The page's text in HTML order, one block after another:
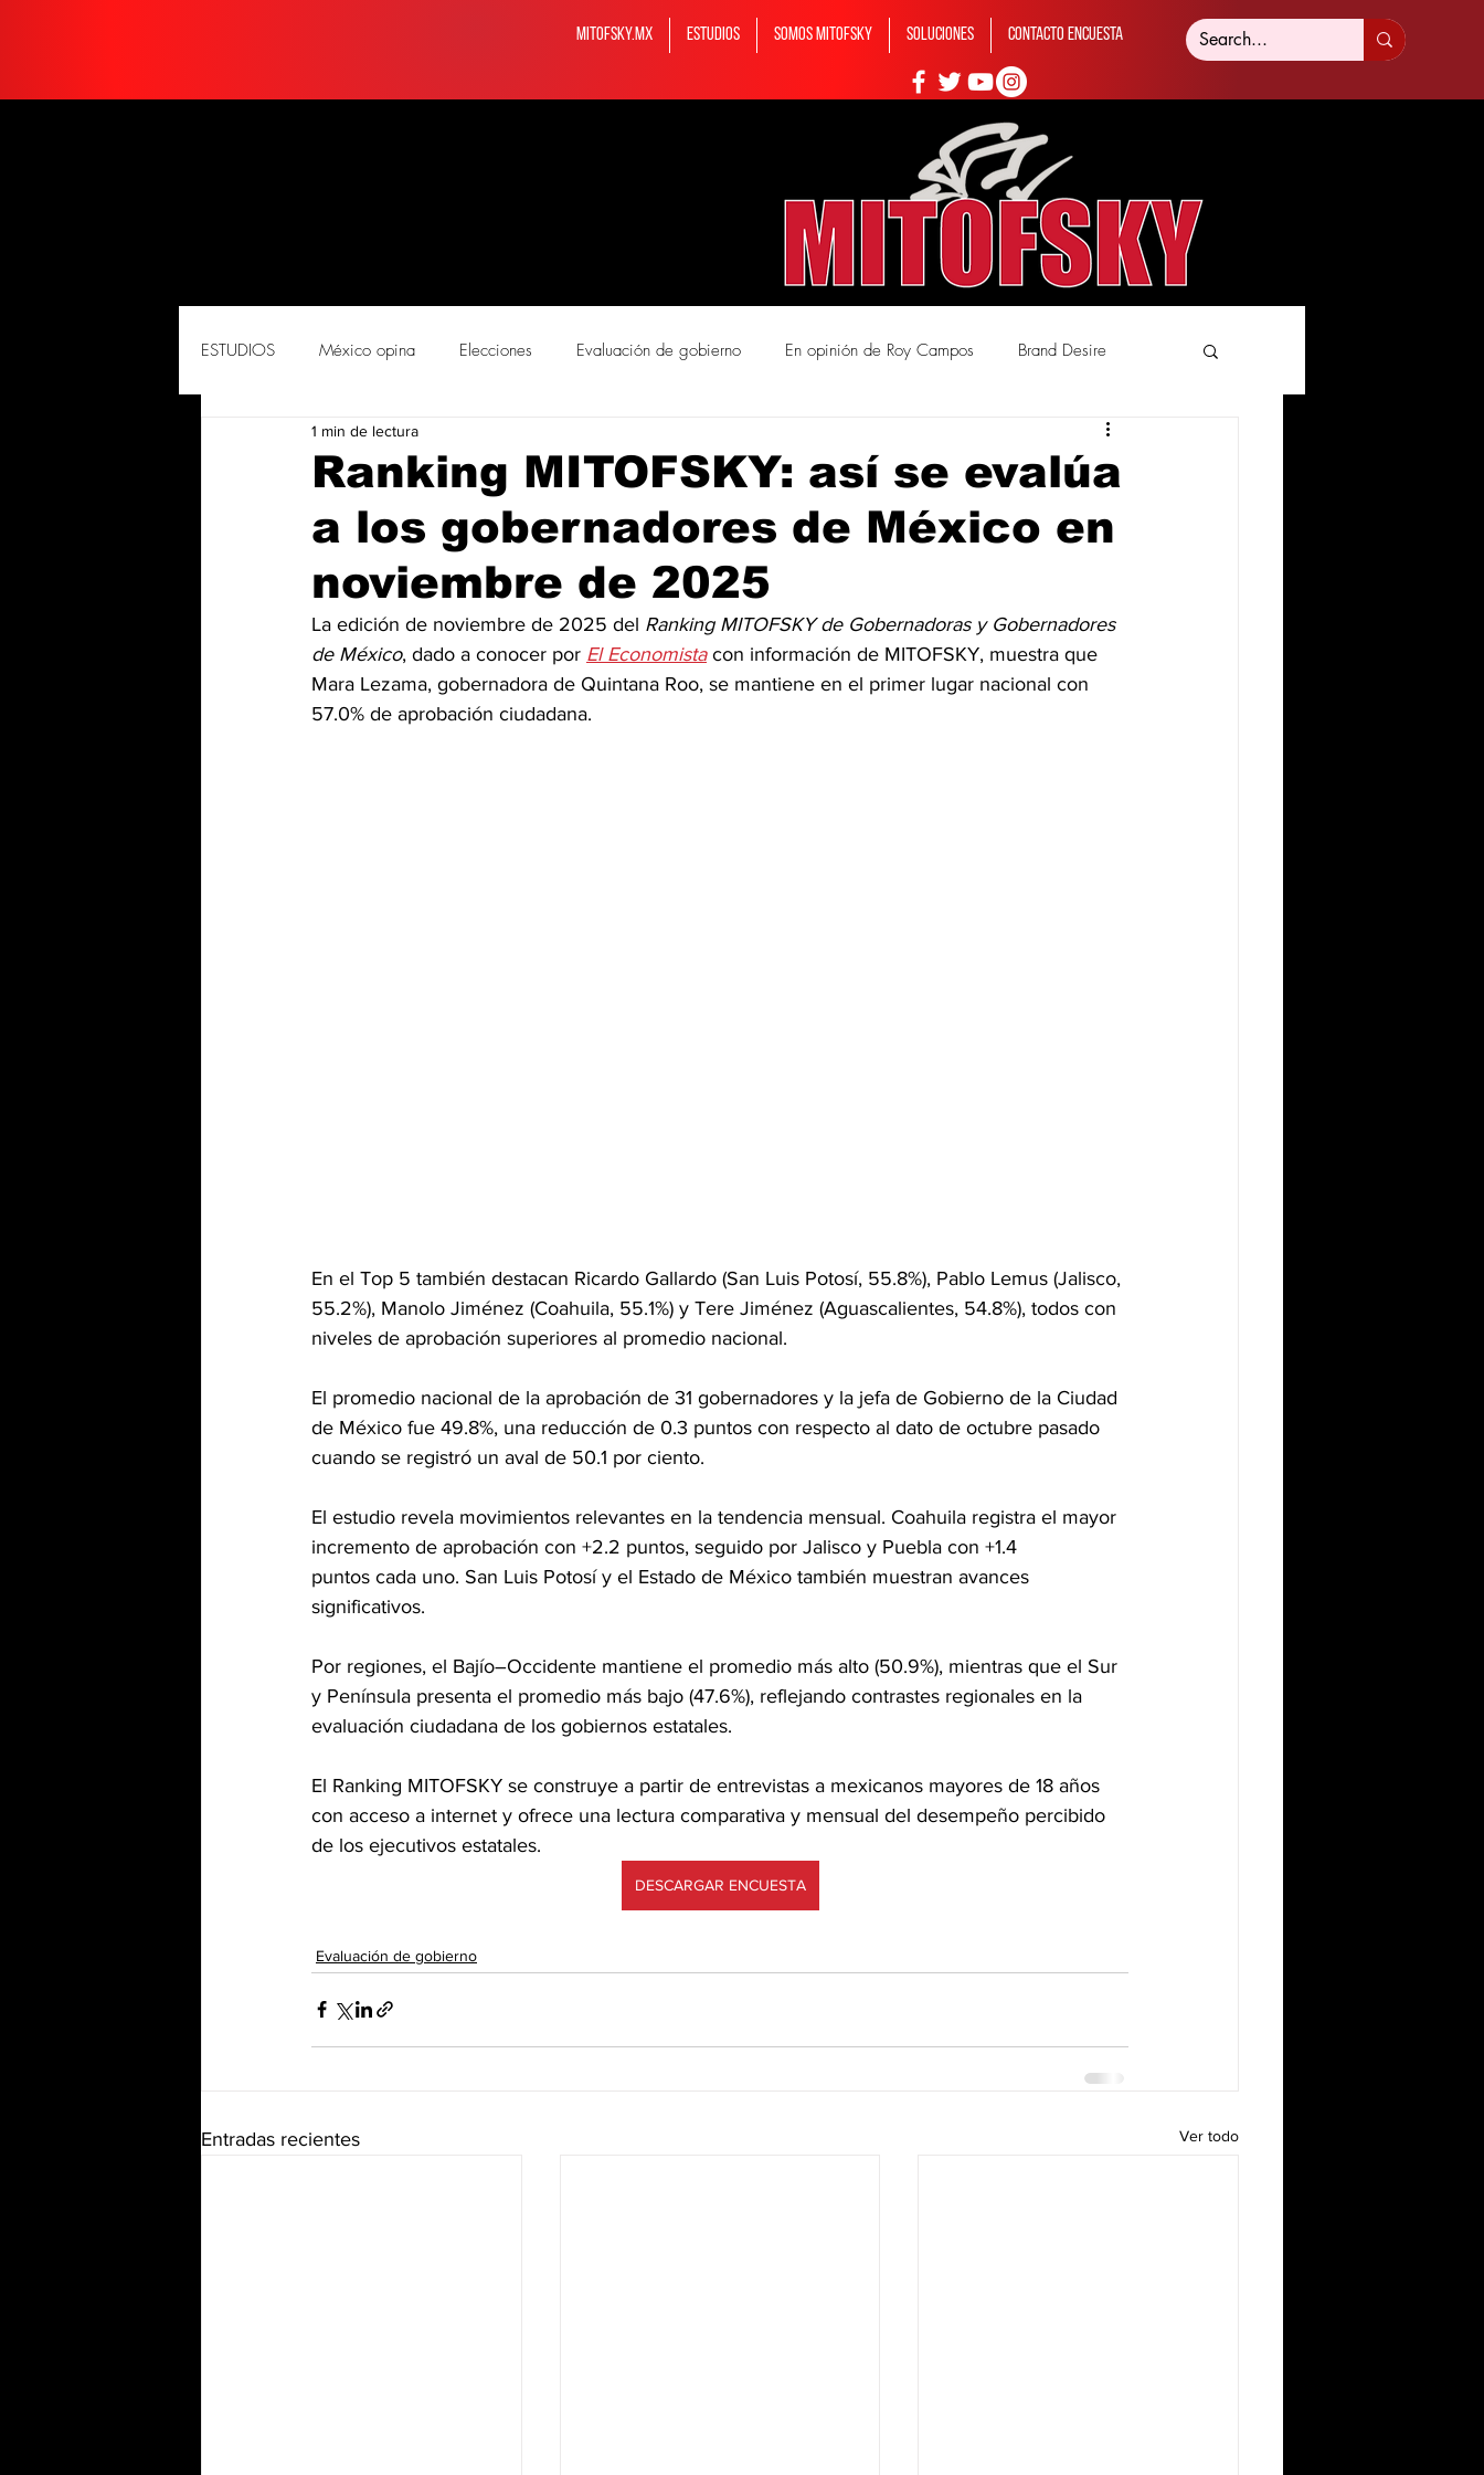
MITOFSKY.MX ESTUDIOS Somos MITOFSKY Soluciones Contacto Encuesta
ESTUDIOS México opina Elecciones Evaluación de gobierno En opinión de Roy Campos Brand Desire
PORTADA Soluciones
Ranking MITOFSKY: así se evalúa
a los gobernadores de México en
noviembre de 2025
1 min de lectura
La edición de noviembre de 2025 del Ranking MITOFSKY de Gobernadoras y Gobernadores
de México, dado a conocer por El Economista con información de MITOFSKY, muestra que
Mara Lezama, gobernadora de Quintana Roo, se mantiene en el primer lugar nacional con
57.0% de aprobación ciudadana.
En el Top 5 también destacan Ricardo Gallardo (San Luis Potosí, 55.8%), Pablo Lemus (Jalisco,
55.2%), Manolo Jiménez (Coahuila, 55.1%) y Tere Jiménez (Aguascalientes, 54.8%), todos con
niveles de aprobación superiores al promedio nacional.
El promedio nacional de la aprobación de 31 gobernadores y la jefa de Gobierno de la Ciudad
de México fue 49.8%, una reducción de 0.3 puntos con respecto al dato de octubre pasado
cuando se registró un aval de 50.1 por ciento.
El estudio revela movimientos relevantes en la tendencia mensual. Coahuila registra el mayor
incremento de aprobación con +2.2 puntos, seguido por Jalisco y Puebla con +1.4
puntos cada uno. San Luis Potosí y el Estado de México también muestran avances
significativos.
Por regiones, el Bajío–Occidente mantiene el promedio más alto (50.9%), mientras que el Sur
y Península presenta el promedio más bajo (47.6%), reflejando contrastes regionales en la
evaluación ciudadana de los gobiernos estatales.
El Ranking MITOFSKY se construye a partir de entrevistas a mexicanos mayores de 18 años
con acceso a internet y ofrece una lectura comparativa y mensual del desempeño percibido
de los ejecutivos estatales.
DESCARGAR ENCUESTA
Evaluación de gobierno
Entradas recientes Ver todo